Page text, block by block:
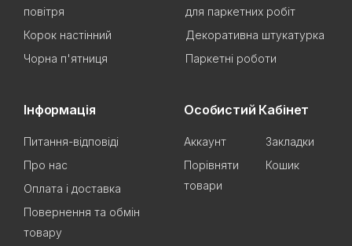
повітря
для паркетних робіт
Корок настінний
Декоративна штукатурка
Чорна п'ятниця
Паркетні роботи
Інформація
Питання-відповіді
Про нас
Оплата і доставка
Повернення та обмін
товару
Особистий Кабінет
Аккаунт
Закладки
Порівняти
товари
Кошик